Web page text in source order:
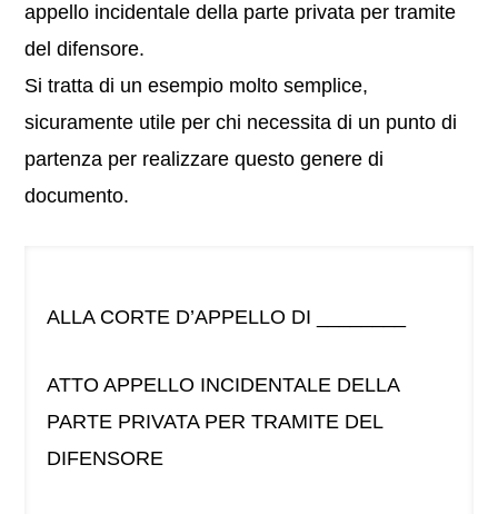
appello incidentale della parte privata per tramite
del difensore.
Si tratta di un esempio molto semplice,
sicuramente utile per chi necessita di un punto di
partenza per realizzare questo genere di
documento.
ALLA CORTE D’APPELLO DI ________
ATTO APPELLO INCIDENTALE DELLA
PARTE PRIVATA PER TRAMITE DEL
DIFENSORE